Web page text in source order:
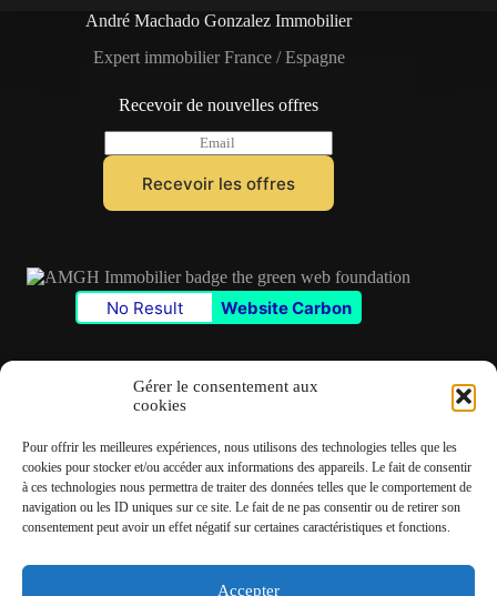
Gérer le consentement aux
cookies
Pour offrir les meilleures expériences, nous utilisons des technologies telles que les
cookies pour stocker et/ou accéder aux informations des appareils. Le fait de consentir
à ces technologies nous permettra de traiter des données telles que le comportement de
navigation ou les ID uniques sur ce site. Le fait de ne pas consentir ou de retirer son
consentement peut avoir un effet négatif sur certaines caractéristiques et fonctions.
Accepter
André Machado Gonzalez Immobilier
Expert immobilier France / Espagne
Recevoir de nouvelles offres
m
l
Recevoir les offres
No Result Website Carbon
✆06 22 39 73 24
✉contact@amgh-immobilier.com